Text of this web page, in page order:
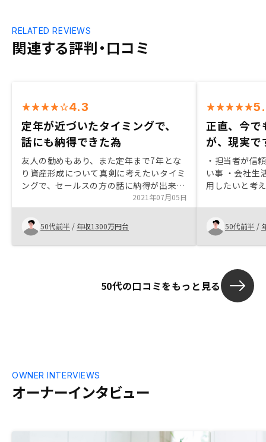
関連する評判・口コミ
RELATED REVIEWS
4.3
定年が近づいたタイミングで、
話にも納得できた為
友人の勧めもあり、また定年まで7年とな
り資産形成について真剣に考えたいタイミ
ングで、セールスの方の話に納得が出来た
のでからやろうと決意しましたある程度知
識もあるので、短時間で具体的な提案に入
ってもらえると時間短縮、効率化に繋がる
と思います。
2021年07月05日
50代前半 / 年収1300万円台
正直、今で
が、現実で
・担当者が信
い事 ・会社生
用した
た事 ・生命保
と な
50代前半 /
50代の口コミをもっと見る
オーナーインタビュー
OWNER INTERVIEWS